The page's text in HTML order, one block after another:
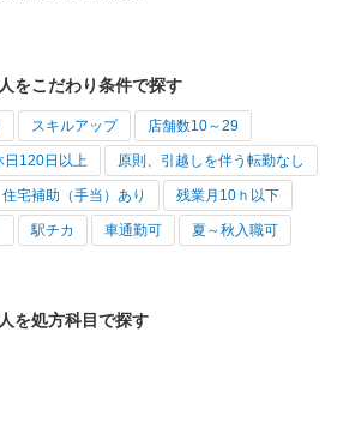
をこだわり条件で探す
スキルアップ 店舗数10～29
日120日以上 原則、引越しを伴う転勤なし
住宅補助（手当）あり 残業月10ｈ以下
駅チカ 車通勤可 夏～秋入職可
を処方科目で探す